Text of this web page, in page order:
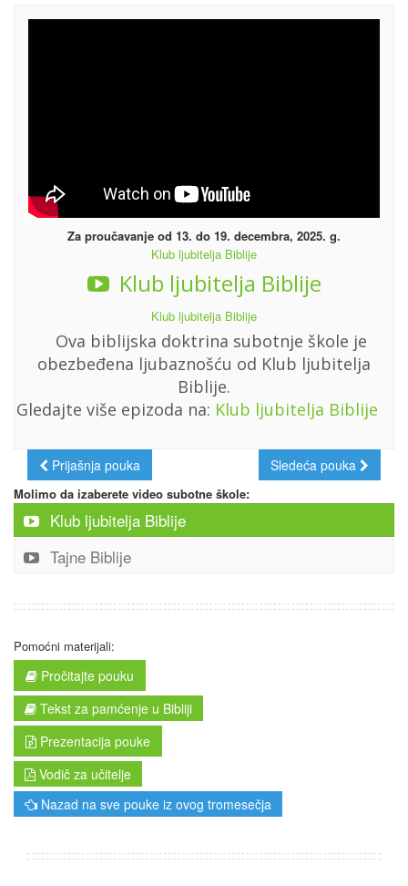
Za proučavanje od 13. do 19. decembra, 2025. g.
Klub ljubitelja Biblije
Klub ljubitelja Biblije
Klub ljubitelja Biblije
Ova biblijska doktrina subotnje škole je
obezbeđena ljubaznošću od Klub ljubitelja
Biblije.
Gledajte više epizoda na: Klub ljubitelja Biblije
Prijašnja pouka Sledeća pouka
Molimo da izaberete video subotne škole:
Klub ljubitelja Biblije
Tajne Biblije
Pomoćni materijali:
Pročitajte pouku
Tekst za pamćenje u Bibliji
Prezentacija pouke
Vodič za učitelje
Nazad na sve pouke iz ovog tromesečja